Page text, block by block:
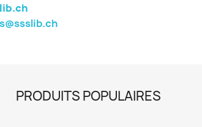
PRODUITS POPULAIRES